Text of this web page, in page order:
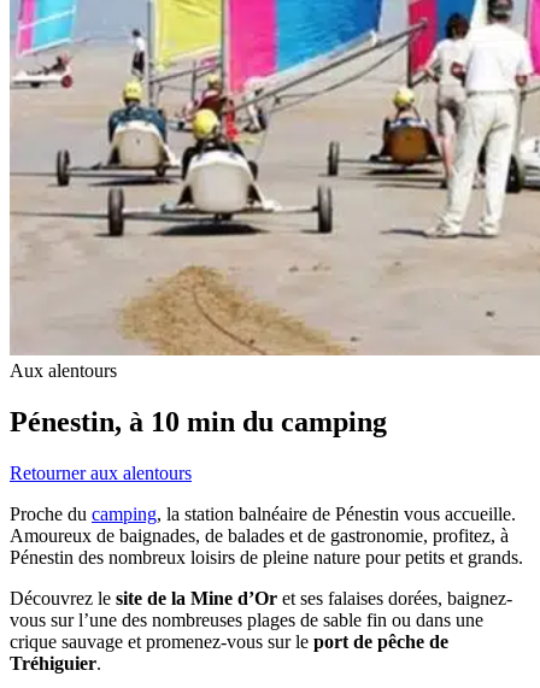
Aux alentours
Pénestin, à 10 min du camping
Retourner aux alentours
Proche du camping, la station balnéaire de Pénestin vous accueille.
Amoureux de baignades, de balades et de gastronomie, profitez, à
Pénestin des nombreux loisirs de pleine nature pour petits et grands.
Découvrez le site de la Mine d’Or et ses falaises dorées, baignez-
vous sur l’une des nombreuses plages de sable fin ou dans une
crique sauvage et promenez-vous sur le port de pêche de
Tréhiguier.